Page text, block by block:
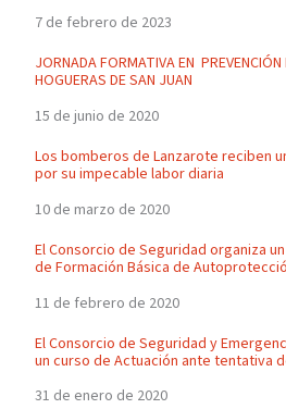
7 de febrero de 2023
JORNADA FORMATIVA EN PREVENCIÓN
HOGUERAS DE SAN JUAN
15 de junio de 2020
Los bomberos de Lanzarote reciben
por su impecable labor diaria
10 de marzo de 2020
El Consorcio de Seguridad organiza
de Formación Básica de
11 de febrero de 2020
El Consorcio de Seguridad y
un curso de Actuación ante tentativa
31 de enero de 2020